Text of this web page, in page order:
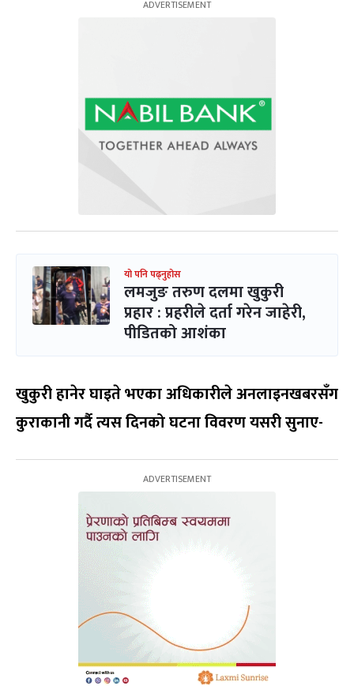
यो पनि पढ्नुहोस
लमजुङ तरुण दलमा खुकुरी
प्रहार : प्रहरीले दर्ता गरेन जाहेरी,
पीडितको आशंका
खुकुरी हानेर घाइते भएका अधिकारीले अनलाइनखबरसँग
कुराकानी गर्दै त्यस दिनको घटना विवरण यसरी सुनाए-